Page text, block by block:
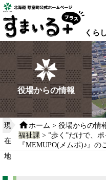
本
文
へ
移
動
る
くら
instagram
役場からの情報
現
在
地
ホーム >役場からの情
福祉課 > ”歩く”だけで、
『MEMUPO(メムポ)♪』の